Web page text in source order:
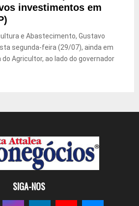
investimentos em
e Abastecimento, Gustavo
segunda-feira (29/07), ainda em
Agricultor, ao lado do governador
SIGA-NOS